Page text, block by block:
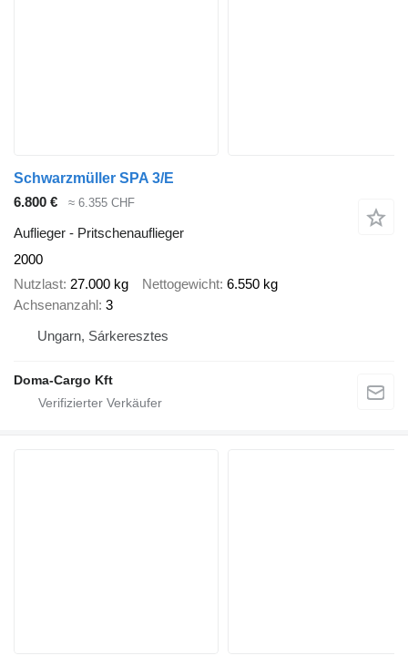
Schwarzmüller SPA 3/E
6.800 €
≈ 6.355 CHF
Auflieger - Pritschenauflieger
2000
Nutzlast 27.000 kg Nettogewicht 6.550 kg
Achsenanzahl 3
Ungarn, Sárkeresztes
Doma-Cargo Kft